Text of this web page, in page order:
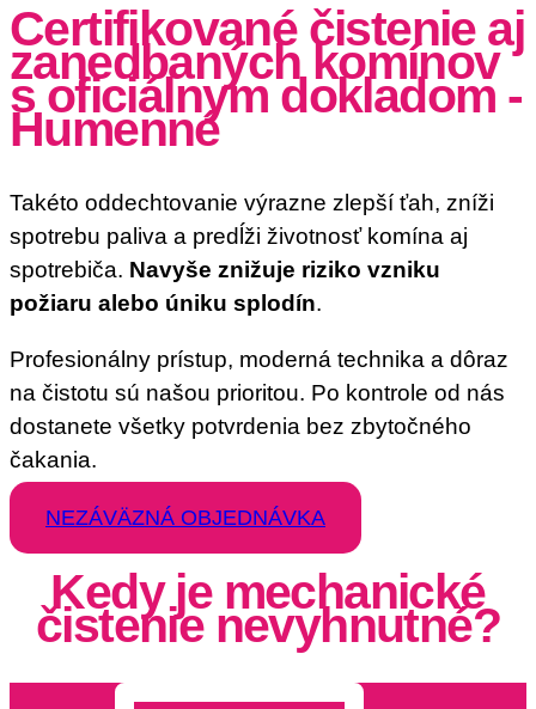
Certifikované čistenie aj
zanedbaných komínov
s oficiálnym dokladom -
Humenné
Takéto oddechtovanie výrazne zlepší ťah, zníži
spotrebu paliva a predĺži životnosť komína aj
spotrebiča. Navyše znižuje riziko vzniku
požiaru alebo úniku splodín.
Profesionálny prístup, moderná technika a dôraz
na čistotu sú našou prioritou. Po kontrole od nás
dostanete všetky potvrdenia bez zbytočného
čakania.
NEZÁVÄZNÁ OBJEDNÁVKA
Kedy je mechanické
čistenie nevyhnutné?